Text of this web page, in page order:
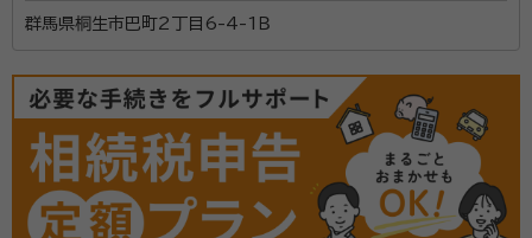
おります。 また、相続人の調査・確認、相続財産の調査、
おこないます。お気軽にご相談ください。
資格等：行政書士
所属団体： 群馬県行政書士会
群馬県桐生市巴町2丁目6-4-1Ｂ